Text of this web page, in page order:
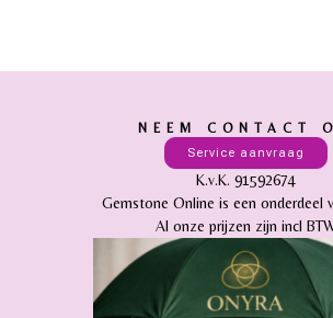
NEEM CONTACT
Service aanvraag
K.v.K. 91592674
Gemstone Online is een onderdeel
Al onze prijzen zijn incl